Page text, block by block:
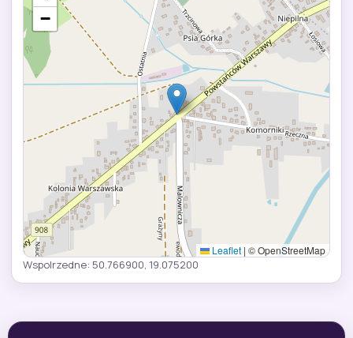
−
Leaflet | © OpenStreetMap
Wspolrzedne: 50.766900, 19.075200